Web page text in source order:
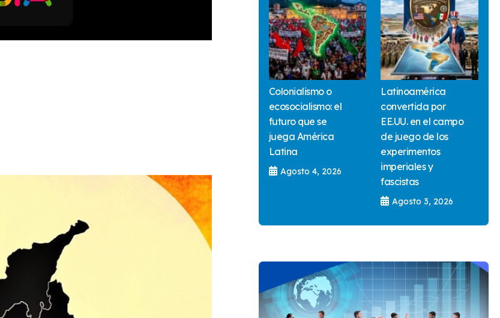
Colonialismo o
ecosocialismo: el
futuro que se
juega América
Latina
Agosto 4, 2026
Latinoamérica
convertida por
EE.UU. en el campo
de juego de los
experimentos
imperiales y
fascistas
Agosto 3, 2026